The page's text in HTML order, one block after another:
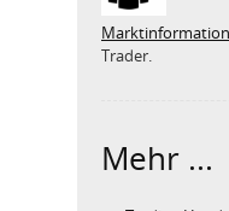
Marktinformation
Trader.
Mehr ...